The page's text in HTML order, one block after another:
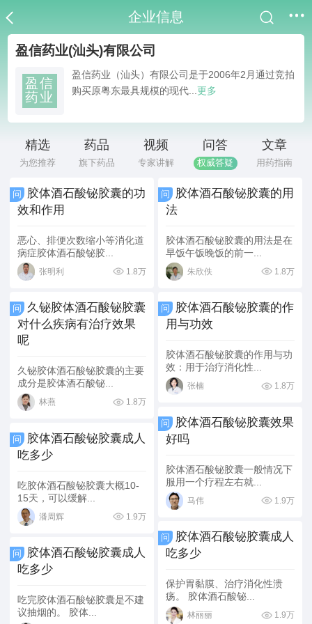
企业信息
盈信药业(汕头)有限公司
盈信
药业
盈信药业（汕头）有限公司是于2006年2月通过竞拍
购买原粤东最具规模的现代... 更多
精选
为您推荐
药品
旗下药品
视频
专家讲解
问答
权威答疑
文章
用药指南
问
胶体酒石酸铋胶囊的功
效和作用
恶心、排便次数缩小等消化道
病症胶体酒石酸铋胶...
张明利 1.8万
问
久铋胶体酒石酸铋胶囊
对什么疾病有治疗效果
呢
久铋胶体酒石酸铋胶囊的主要
成分是胶体酒石酸铋...
林燕 1.8万
问
胶体酒石酸铋胶囊成人
吃多少
吃胶体酒石酸铋胶囊大概10-
15天，可以缓解...
潘周辉 1.9万
问
胶体酒石酸铋胶囊成人
吃多少
吃完胶体酒石酸铋胶囊是不建
议抽烟的。 胶体...
问
胶体酒石酸铋胶囊的用
法
胶体酒石酸铋胶囊的用法是在
早饭午饭晚饭的前一...
朱欣佚 1.8万
问
胶体酒石酸铋胶囊的作
用与功效
胶体酒石酸铋胶囊的作用与功
效：用于治疗消化性...
张楠 1.8万
问
胶体酒石酸铋胶囊效果
好吗
胶体酒石酸铋胶囊一般情况下
服用一个疗程左右就...
马伟 1.9万
问
胶体酒石酸铋胶囊成人
吃多少
保护胃黏膜、治疗消化性溃
疡。 胶体酒石酸铋...
林丽丽 1.9万